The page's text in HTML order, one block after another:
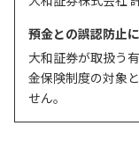
預金との誤認防止
大和証券が取扱う
金保険制度の対象
せん。